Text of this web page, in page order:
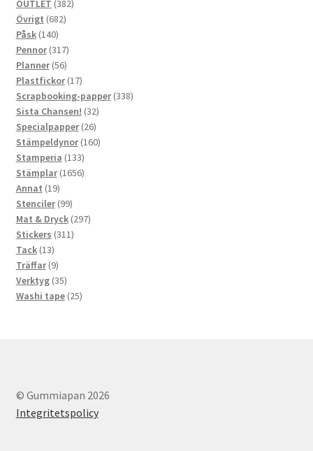
produkter
OUTLET 382382
Övrigt 682682
Påsk 140140
produkter
Pennor 317317
produkter
Planner 5656
produkter
Plastfickor 1717
produkter
Scrapbooking-papper 338338
Sista Chansen! 3232
produkter
Specialpapper 2626
produkter
Stämpeldynor 160160
Stamperia 133133
produkter
Stämplar 16561656
Annat 1919
produkter
Stenciler 9999
produkter
Mat & Dryck 297297
Stickers 311311
Tack 1313
produkter
Träffar 99
produkter
Verktyg 3535
produkter
Washi tape 2525
© Gummiapan 2026
Integritetspolicy